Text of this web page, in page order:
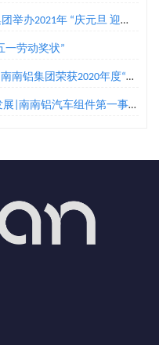
“庆元旦 迎新年”环公司跑活动
一劳动奖状”
术企业百强”、“广西创新能力企业10强”称号两项荣誉
组件工程部把手机加二班荣获“广西工人先锋号”殊荣